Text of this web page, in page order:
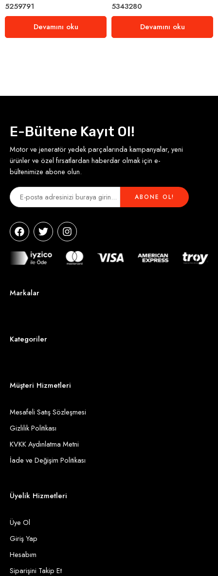
5259791
Devamını oku
5343280
Devamını oku
E-Bültene Kayıt Ol!
Motor ve jeneratör yedek parçalarında kampanyalar, yeni
ürünler ve özel fırsatlardan haberdar olmak için e-
bültenimize abone olun.
Markalar
Kategoriler
Müşteri Hizmetleri
Mesafeli Satış Sözleşmesi
Gizlilik Politikası
KVKK Aydınlatma Metni
İade ve Değişim Politikası
Üyelik Hizmetleri
Üye Ol
Giriş Yap
Hesabım
Siparişini Takip Et